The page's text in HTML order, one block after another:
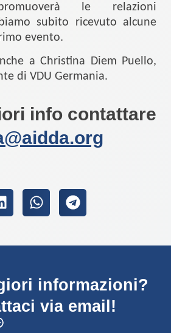
le relazioni
subito ricevuto alcune
evento.
a Christina Diem Puello,
di VDU Germania.
info contattare
informazioni?
via email!